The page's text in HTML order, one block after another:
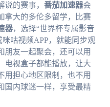
的赛事， 番茄加速器会
拿大的多伦多留学，比赛
器，选择“世界杯专属影音
咕视频APP，就能同步观
朋友一起聚会，还可以用
电视盒子都能播放，让大
用担心地区限制，也不用
国内球迷一样，享受最精